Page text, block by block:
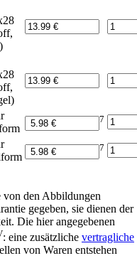
7
7
den Abbildungen
gegeben, sie dienen der
Die hier angegebenen
: eine zusätzliche vertragliche
von Waren entstehen